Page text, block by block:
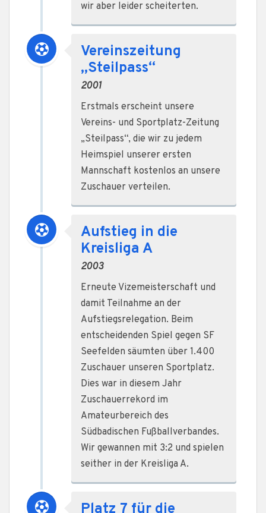
wir aber leider scheiterten.
Vereinszeitung
„Steilpass“
2001
Erstmals erscheint unsere
Vereins- und Sportplatz-Zeitung
„Steilpass“, die wir zu jedem
Heimspiel unserer ersten
Mannschaft kostenlos an unsere
Zuschauer verteilen.
Aufstieg in die
Kreisliga A
2003
Erneute Vizemeisterschaft und
damit Teilnahme an der
Aufstiegsrelegation. Beim
entscheidenden Spiel gegen SF
Seefelden säumten über 1.400
Zuschauer unseren Sportplatz.
Dies war in diesem Jahr
Zuschauerrekord im
Amateurbereich des
Südbadischen Fußballverbandes.
Wir gewannen mit 3:2 und spielen
seither in der Kreisliga A.